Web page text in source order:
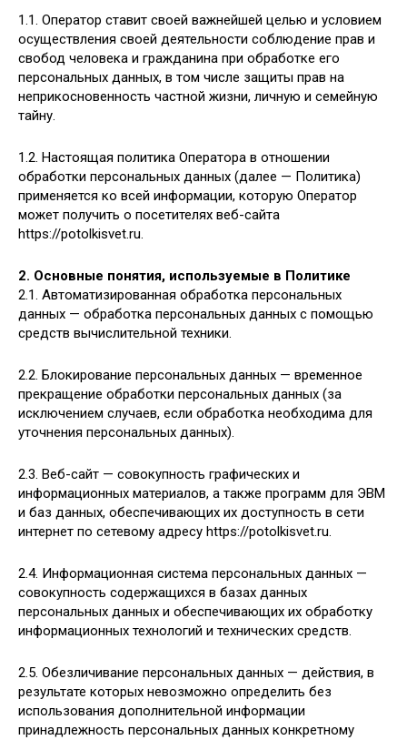
1.1. Оператор ставит своей важнейшей целью и условием
осуществления своей деятельности соблюдение прав и
свобод человека и гражданина при обработке его
персональных данных, в том числе защиты прав на
неприкосновенность частной жизни, личную и семейную
тайну.
1.2. Настоящая политика Оператора в отношении
обработки персональных данных (далее — Политика)
применяется ко всей информации, которую Оператор
может получить о посетителях веб-сайта
https://potolkisvet.ru.
2. Основные понятия, используемые в Политике
2.1. Автоматизированная обработка персональных
данных — обработка персональных данных с помощью
средств вычислительной техники.
2.2. Блокирование персональных данных — временное
прекращение обработки персональных данных (за
исключением случаев, если обработка необходима для
уточнения персональных данных).
2.3. Веб-сайт — совокупность графических и
информационных материалов, а также программ для ЭВМ
и баз данных, обеспечивающих их доступность в сети
интернет по сетевому адресу https://potolkisvet.ru.
2.4. Информационная система персональных данных —
совокупность содержащихся в базах данных
персональных данных и обеспечивающих их обработку
информационных технологий и технических средств.
2.5. Обезличивание персональных данных — действия, в
результате которых невозможно определить без
использования дополнительной информации
принадлежность персональных данных конкретному